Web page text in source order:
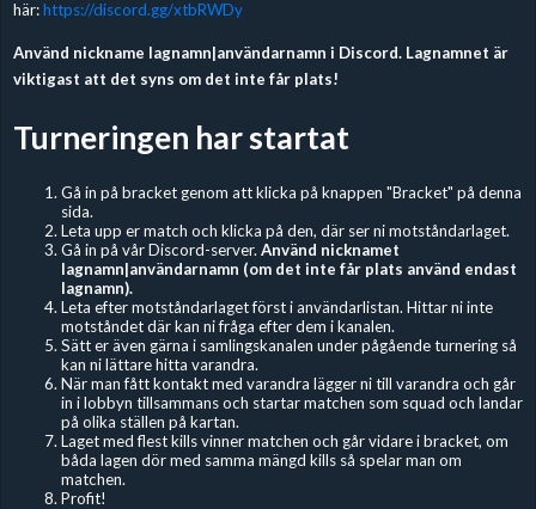
här:https://discord.gg/xtbRWDy
Använd nickname lagnamn|användarnamn i Discord. Lagnamnet är
viktigast att det syns om det inte får plats!
Turneringen har startat
Gå in på bracket genom att klicka på knappen "Bracket" på denna
sida.
Leta upp er match och klicka på den, där ser ni motståndarlaget.
Gå in på vår Discord-server. Använd nicknamet
lagnamn|användarnamn (om det inte får plats använd endast
lagnamn).
Leta efter motståndarlaget först i användarlistan. Hittar ni inte
motståndet där kan ni fråga efter dem i kanalen.
Sätt er även gärna i samlingskanalen under pågående turnering så
kan ni lättare hitta varandra.
När man fått kontakt med varandra lägger ni till varandra och går
in i lobbyn tillsammans och startar matchen som squad och landar
på olika ställen på kartan.
Laget med flest kills vinner matchen och går vidare i bracket, om
båda lagen dör med samma mängd kills så spelar man om
matchen.
Profit!